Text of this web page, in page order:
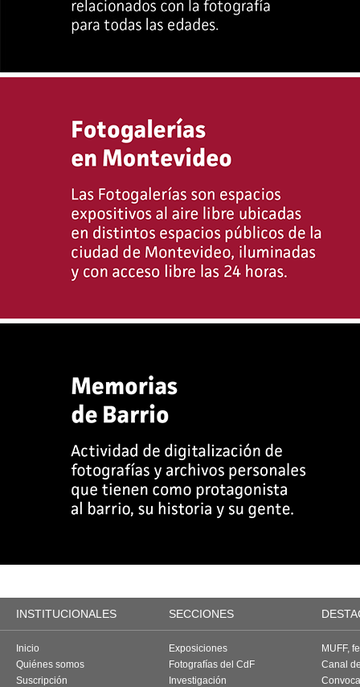
INSTITUCIONALES SECCIONES
Inicio
Quiénes somos
Suscripción
Exposiciones
Fotografías del CdF
Investigación
MUFF,
Canal